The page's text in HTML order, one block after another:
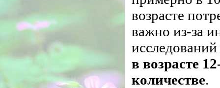
возрасте
важно из-за
в возрасте
количестве.